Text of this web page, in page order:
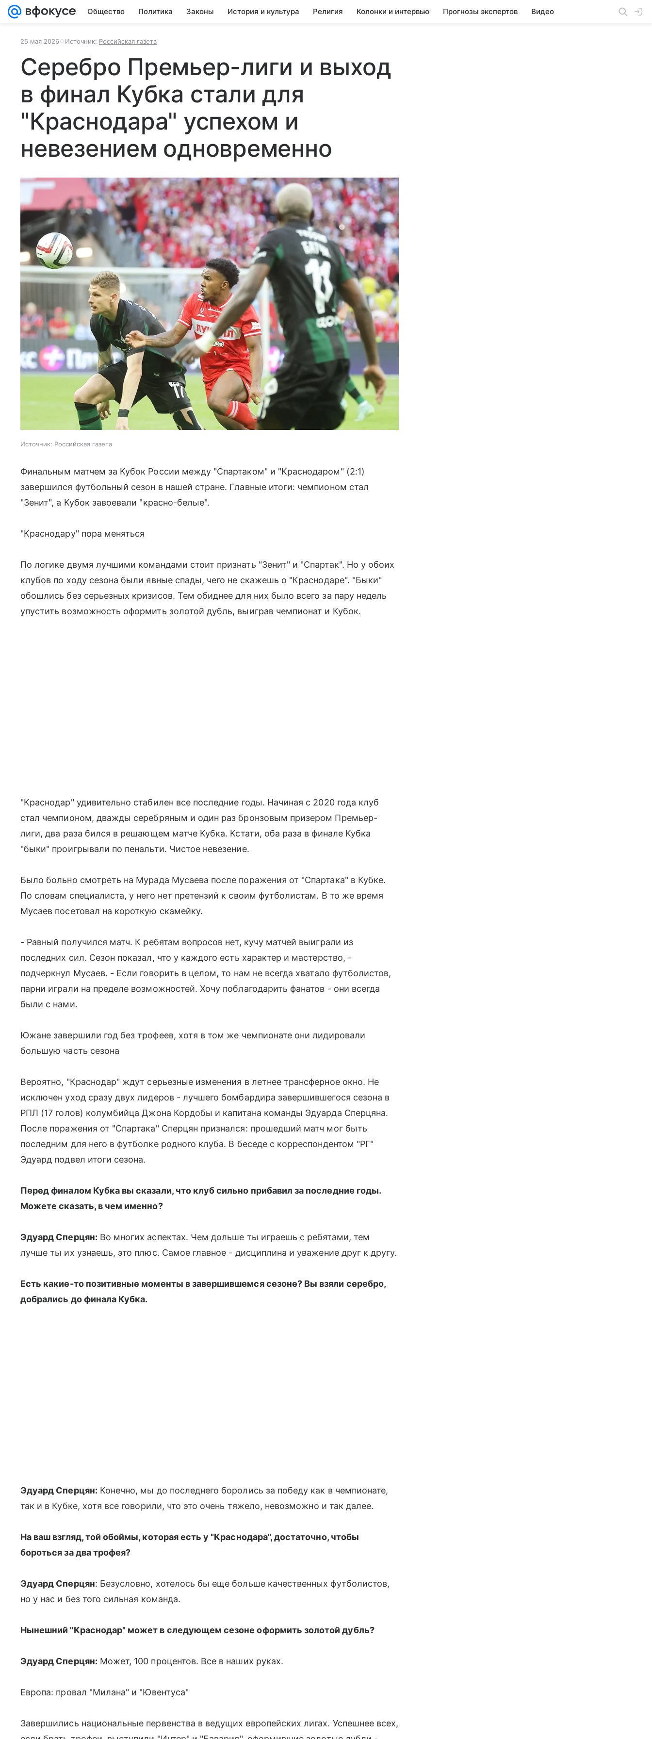
Общество Политика Законы История и культура Религия Колонки и интервью Прогнозы экспертов Видео
25 мая 2026 Источник: Российская газета
Серебро Премьер-лиги и выход
в финал Кубка стали для
"Краснодара" успехом и
невезением одновременно
Источник: Российская газета
Финальным матчем за Кубок России между "Спартаком" и "Краснодаром" (2:1)
завершился футбольный сезон в нашей стране. Главные итоги: чемпионом стал
"Зенит", а Кубок завоевали "красно-белые".
"Краснодару" пора меняться
По логике двумя лучшими командами стоит признать "Зенит" и "Спартак". Но у обоих
клубов по ходу сезона были явные спады, чего не скажешь о "Краснодаре". "Быки"
обошлись без серьезных кризисов. Тем обиднее для них было всего за пару недель
упустить возможность оформить золотой дубль, выиграв чемпионат и Кубок.
"Краснодар" удивительно стабилен все последние годы. Начиная с 2020 года клуб
стал чемпионом, дважды серебряным и один раз бронзовым призером Премьер-
лиги, два раза бился в решающем матче Кубка. Кстати, оба раза в финале Кубка
"быки" проигрывали по пенальти. Чистое невезение.
Было больно смотреть на Мурада Мусаева после поражения от "Спартака" в Кубке.
По словам специалиста, у него нет претензий к своим футболистам. В то же время
Мусаев посетовал на короткую скамейку.
- Равный получился матч. К ребятам вопросов нет, кучу матчей выиграли из
последних сил. Сезон показал, что у каждого есть характер и мастерство, -
подчеркнул Мусаев. - Если говорить в целом, то нам не всегда хватало футболистов,
парни играли на пределе возможностей. Хочу поблагодарить фанатов - они всегда
были с нами.
Южане завершили год без трофеев, хотя в том же чемпионате они лидировали
большую часть сезона
Вероятно, "Краснодар" ждут серьезные изменения в летнее трансферное окно. Не
исключен уход сразу двух лидеров - лучшего бомбардира завершившегося сезона в
РПЛ (17 голов) колумбийца Джона Кордобы и капитана команды Эдуарда Сперцяна.
После поражения от "Спартака" Сперцян признался: прошедший матч мог быть
последним для него в футболке родного клуба. В беседе с корреспондентом "РГ"
Эдуард подвел итоги сезона.
Перед финалом Кубка вы сказали, что клуб сильно прибавил за последние годы.
Можете сказать, в чем именно?
Эдуард Сперцян: Во многих аспектах. Чем дольше ты играешь с ребятами, тем
лучше ты их узнаешь, это плюс. Самое главное - дисциплина и уважение друг к другу.
Есть какие-то позитивные моменты в завершившемся сезоне? Вы взяли серебро,
добрались до финала Кубка.
Эдуард Сперцян: Конечно, мы до последнего боролись за победу как в чемпионате,
так и в Кубке, хотя все говорили, что это очень тяжело, невозможно и так далее.
На ваш взгляд, той обоймы, которая есть у "Краснодара", достаточно, чтобы
бороться за два трофея?
Эдуард Сперцян: Безусловно, хотелось бы еще больше качественных футболистов,
но у нас и без того сильная команда.
Нынешний "Краснодар" может в следующем сезоне оформить золотой дубль?
Эдуард Сперцян: Может, 100 процентов. Все в наших руках.
Европа: провал "Милана" и "Ювентуса"
Завершились национальные первенства в ведущих европейских лигах. Успешнее всех,